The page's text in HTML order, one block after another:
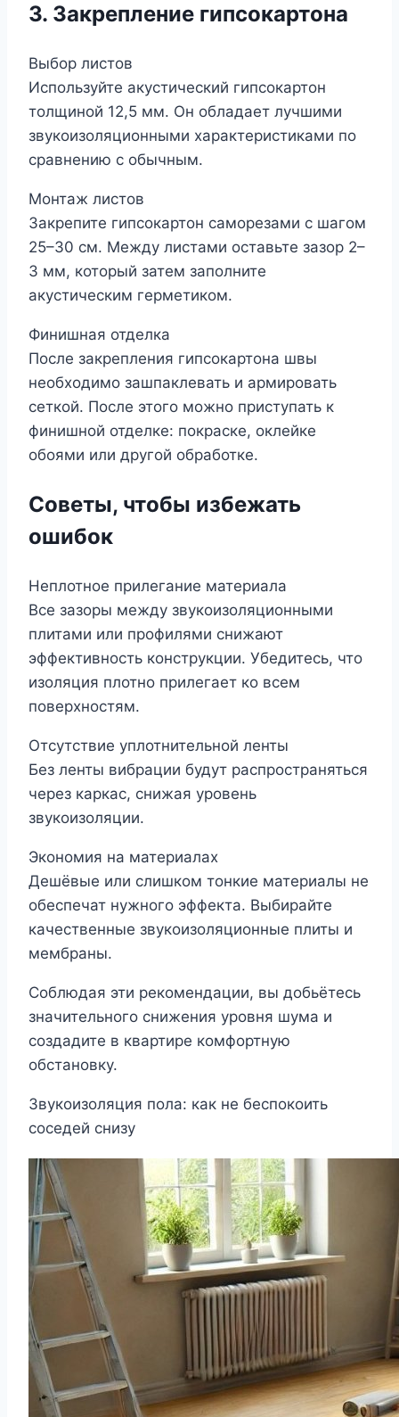
3. Закрепление гипсокартона
Выбор листов
Используйте акустический гипсокартон
толщиной 12,5 мм. Он обладает лучшими
звукоизоляционными характеристиками по
сравнению с обычным.
Монтаж листов
Закрепите гипсокартон саморезами с шагом
25–30 см. Между листами оставьте зазор 2–
3 мм, который затем заполните
акустическим герметиком.
Финишная отделка
После закрепления гипсокартона швы
необходимо зашпаклевать и армировать
сеткой. После этого можно приступать к
финишной отделке: покраске, оклейке
обоями или другой обработке.
Советы, чтобы избежать
ошибок
Неплотное прилегание материала
Все зазоры между звукоизоляционными
плитами или профилями снижают
эффективность конструкции. Убедитесь, что
изоляция плотно прилегает ко всем
поверхностям.
Отсутствие уплотнительной ленты
Без ленты вибрации будут распространяться
через каркас, снижая уровень
звукоизоляции.
Экономия на материалах
Дешёвые или слишком тонкие материалы не
обеспечат нужного эффекта. Выбирайте
качественные звукоизоляционные плиты и
мембраны.
Соблюдая эти рекомендации, вы добьётесь
значительного снижения уровня шума и
создадите в квартире комфортную
обстановку.
Звукоизоляция пола: как не беспокоить
соседей снизу